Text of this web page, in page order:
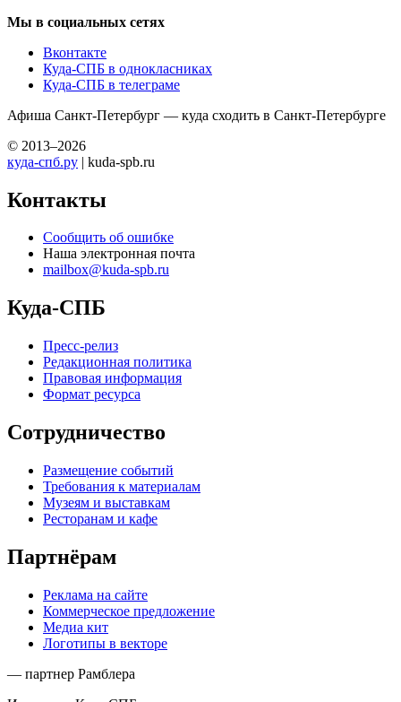
Мы в социальных сетях
Вконтакте
Куда-СПБ в однокласниках
Куда-СПБ в телеграме
Афиша Санкт-Петербург — куда сходить в Санкт-Петербурге
© 2013–2026
куда-спб.ру | kuda-spb.ru
Контакты
Сообщить об ошибке
Наша электронная почта
mailbox@kuda-spb.ru
Куда-СПБ
Пресс-релиз
Редакционная политика
Правовая информация
Формат ресурса
Сотрудничество
Размещение событий
Требования к материалам
Музеям и выставкам
Ресторанам и кафе
Партнёрам
Реклама на сайте
Коммерческое предложение
Медиа кит
Логотипы в векторе
— партнер Рамблера